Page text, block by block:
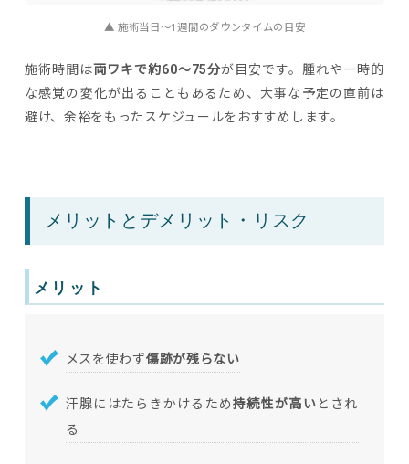
▲ 施術当日〜1週間のダウンタイムの目安
施術時間は両ワキで約60〜75分が目安です。腫れや一時的
な感覚の変化が出ることもあるため、大事な予定の直前は
避け、余裕をもったスケジュールをおすすめします。
メリットとデメリット・リスク
メリット
メスを使わず傷跡が残らない
汗腺にはたらきかけるため持続性が高い とされ
る